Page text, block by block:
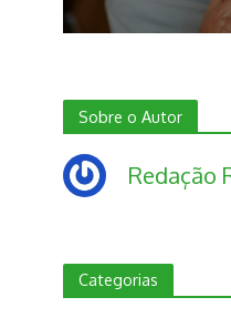
Sobre o Autor
Redação
Categorias